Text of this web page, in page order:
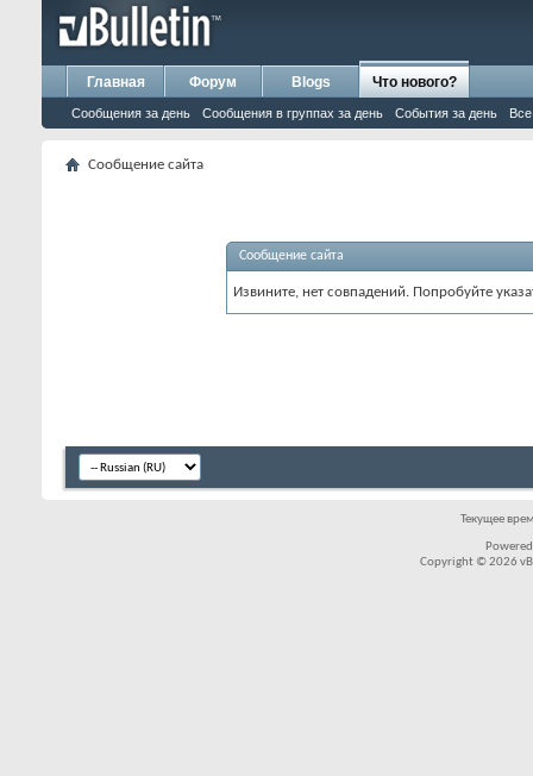
Главная Форум Blogs Что нового?
Сообщения за день Сообщения в группах за день События за день
Сообщение сайта
Сообщение сайта
Извините, нет совпадений. Попробуйте
Текущее
Copyright © 2026